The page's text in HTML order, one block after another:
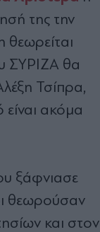
της την
θεωρείται
ΣΥΡΙΖΑ θα
Τσίπρα,
είναι ακόμα
ξάφνιασε
θεωρούσαν
και στον